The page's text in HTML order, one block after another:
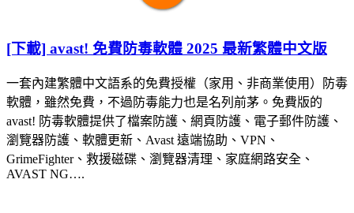
[下載] avast! 免費防毒軟體 2025 最新繁體中文版
一套內建繁體中文語系的免費授權（家用、非商業使用）防毒
軟體，雖然免費，不過防毒能力也是名列前茅。免費版的
avast! 防毒軟體提供了檔案防護、網頁防護、電子郵件防護、
瀏覽器防護、軟體更新、Avast 遠端協助、VPN、
GrimeFighter、救援磁碟、瀏覽器清理、家庭網路安全、
AVAST NG….